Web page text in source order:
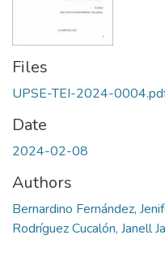
Files
UPSE-TEI-2024-
Date
2024-02-08
Authors
Bernardino Fernández,
Rodríguez Cucalón, Janell